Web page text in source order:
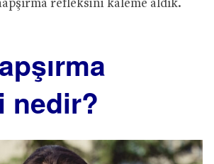
refleksini kaleme aldık.
nedir?